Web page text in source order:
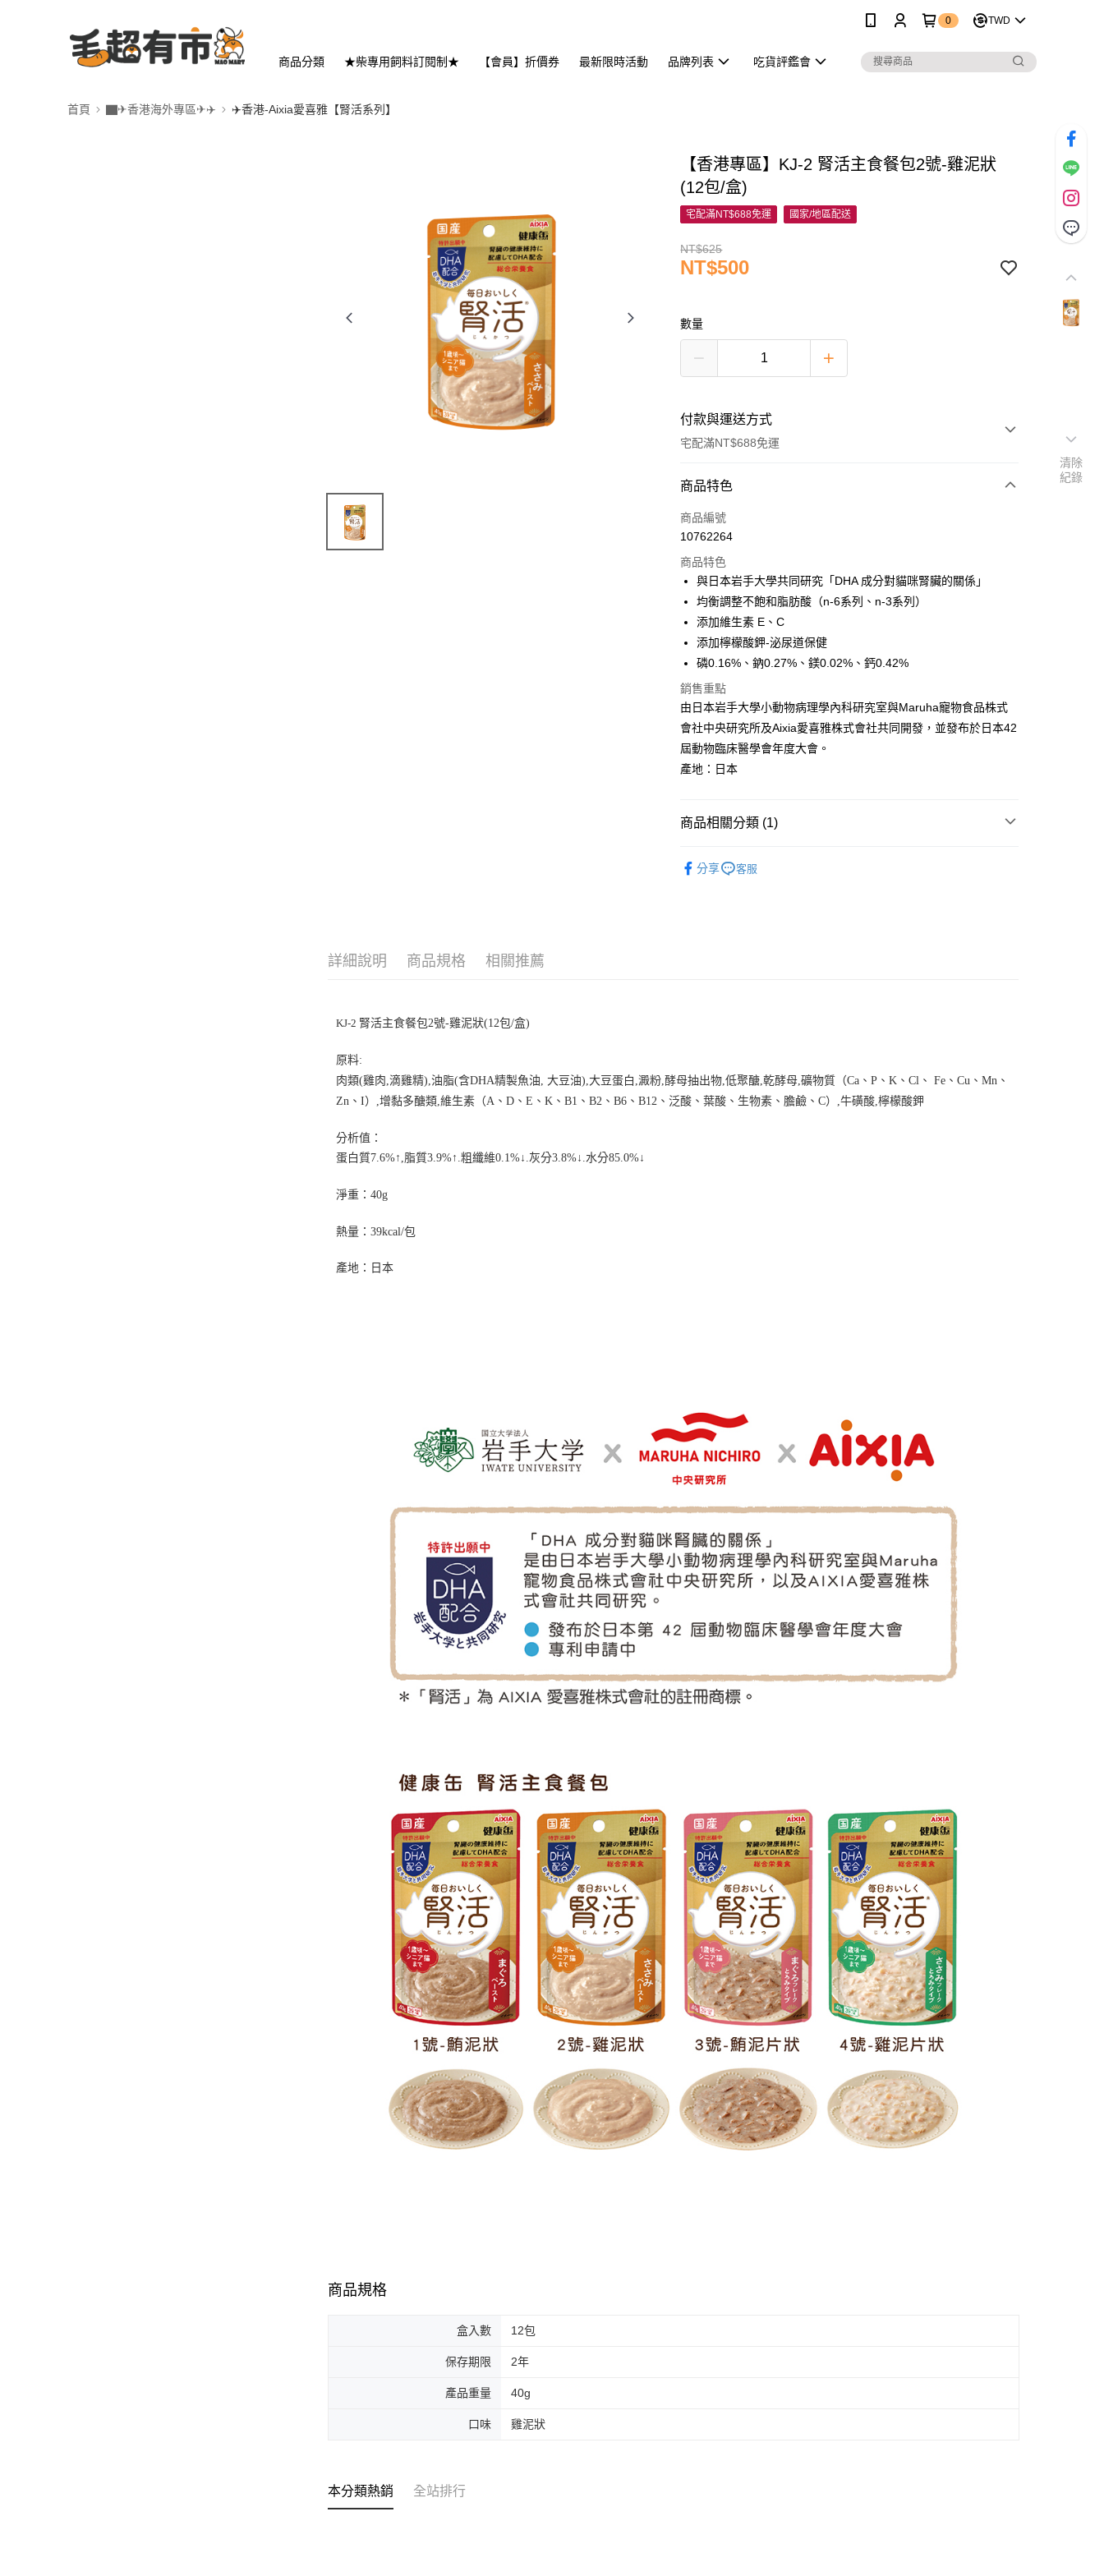
0 TWD
商品分類 ★柴專用飼料訂閱制★ 【會員】折價券 最新限時活動 品牌列表 吃貨評鑑會
首頁 ▇✈香港海外專區✈✈️ ✈️香港-Aixia愛喜雅【腎活系列】
【香港專區】KJ-2 腎活主食餐包2號-雞泥狀
(12包/盒)
宅配滿NT$688免運 國家/地區配送
NT$625
NT$500
數量
付款與運送方式
宅配滿NT$688免運
付款方式
信用卡一次付款
3 期 0 利率 每期 NT$166 21家銀行
合作金庫商業銀行
第一商業銀行
華南商業銀行
國泰世華商業銀行
臺灣中小企業銀行
台中商業銀行
匯豐（台灣）商業銀行
聯邦商業銀行
遠東國際商業銀行
玉山商業銀行
星展（台灣）商業銀行
台新國際商業銀行
台灣樂天信用卡公司
6 期 0 利率 每期NT$83
合作金庫商業銀行
華南商業銀行
上海商業儲蓄銀行
台北富邦商業銀行
臺灣中小企業銀行
匯豐（台灣）商業銀行
華泰商業銀行
聯邦商業銀行
遠東國際商業銀行
元大商業銀行
台新國際商業銀行
LINE Pay
Apple Pay
街口支付
AFTEE先享後付
相關說明
便利好安心！
１．簡單：不需註冊會員、不需綁卡、不需儲值。
【注意事項】
１．透過由恩沛科技股份有限公司提供之「AFTEE先享後付」服務完成之
交易，需依本服務之必要範圍內提供個人資料，並將交易相關給付款項請
宅配運費
商品特色
商品編號
10762264
商品特色
與日本岩手大學共同研究「DHA 成分對貓咪腎臟的關係」
均衡調整不飽和脂肪酸（n-6系列、n-3系列）
添加維生素 E、C
添加檸檬酸鉀-泌尿道保健
磷0.16%、鈉0.27%、鎂0.02%、鈣0.42%
銷售重點
由日本岩手大學小動物病理學內科研究室與Maruha寵物食品株式
會社中央研究所及Aixia愛喜雅株式會社共同開發，並發布於日本42
屆動物臨床醫學會年度大會。
產地：日本
商品相關分類 (1)
分享
客服
詳細說明 商品規格 相關推薦
KJ-2 腎活主食餐包2號-雞泥狀(12包/盒)
原料:
肉類(雞肉 ,滴雞精),油脂(含DHA精製魚油 ,大豆油),大豆蛋白 ,澱粉 ,酵母抽出物 ,低聚醣 ,乾酵母 ,礦物質（Ca 、P 、K 、Cl 、 Fe 、Cu 、Mn 、
Zn 、I） ,增黏多醣類 ,維生素（A 、D 、E 、K 、B1 、B2 、B6 、B12 、泛酸、葉酸、生物素、膽鹼、C） ,牛磺酸 ,檸檬酸鉀
分析值：
蛋白質7.6%↑ ,脂質3.9%↑ .粗纖維0.1%↓ .灰分3.8%↓ .水分85.0%↓
淨重：40g
熱量：39kcal/包
產地：日本
商品規格
盒入數 12包
保存期限 2年
產品重量 40g
口味 雞泥狀
本分類熱銷 全站排行
清除
紀錄